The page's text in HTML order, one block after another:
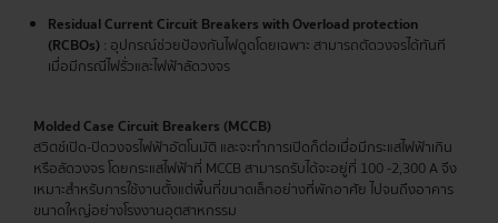
Residual Current Circuit Breakers with Overload protection
(RCBOs) : อุปกรณ์ช่วยป้องกันไฟดูดโดยเฉพาะ สามารถตัดวงจรได้ทันที
เมื่อมีกรณีไฟรั่วและไฟฟ้าลัดวงจร
Molded Case Circuit Breakers (MCCB)
สวิตช์เปิด-ปิดวงจรไฟฟ้าอัตโนมัติ และจะทำการเปิดก็ต่อเมื่อมีกระแสไฟฟ้าเกิน
หรือลัดวงจร โดยกระแสไฟฟ้าที่ MCCB สามารถรับได้จะอยู่ที่ 100 -2,300 A จึง
เหมาะสำหรับการใช้งานตั้งแต่พื้นที่ขนาดเล็กอย่างที่พักอาศัย ไปจนถึงอาคาร
ขนาดใหญ่อย่างโรงงานอุตสาหกรรม